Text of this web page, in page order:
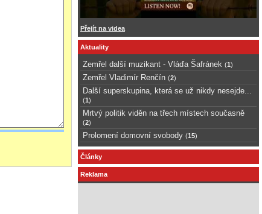
Přejít na videa
Aktuality
Zemřel další muzikant - Vláďa Šafránek (1 )
Zemřel Vladimír Renčín (2)
Další superskupina, která se už nikdy nesejde...
(1 )
Mrtvý politik viděn na třech místech současně
(2)
Prolomení domovní svobody (15)
Články
Reklama